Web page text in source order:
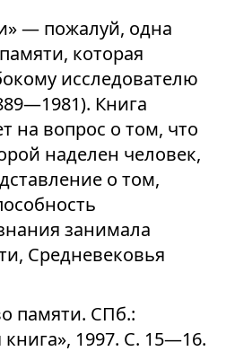
— пожалуй, одна
которая
исследователю
Книга
на вопрос о том, что
наделен человек,
о том,
занимала
Средневековья
памяти. СПб.:
1997. С. 15—16.